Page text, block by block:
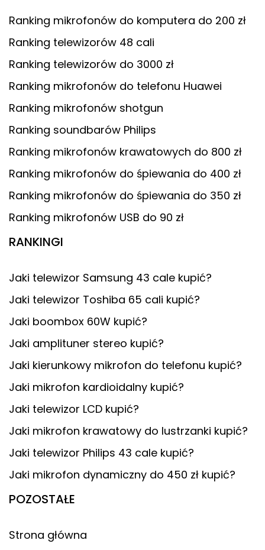
Ranking mikrofonów do komputera do 200 zł
Ranking telewizorów 48 cali
Ranking telewizorów do 3000 zł
Ranking mikrofonów do telefonu Huawei
Ranking mikrofonów shotgun
Ranking soundbarów Philips
Ranking mikrofonów krawatowych do 800 zł
Ranking mikrofonów do śpiewania do 400 zł
Ranking mikrofonów do śpiewania do 350 zł
Ranking mikrofonów USB do 90 zł
RANKINGI
Jaki telewizor Samsung 43 cale kupić?
Jaki telewizor Toshiba 65 cali kupić?
Jaki boombox 60W kupić?
Jaki amplituner stereo kupić?
Jaki kierunkowy mikrofon do telefonu kupić?
Jaki mikrofon kardioidalny kupić?
Jaki telewizor LCD kupić?
Jaki mikrofon krawatowy do lustrzanki kupić?
Jaki telewizor Philips 43 cale kupić?
Jaki mikrofon dynamiczny do 450 zł kupić?
POZOSTAŁE
Strona główna